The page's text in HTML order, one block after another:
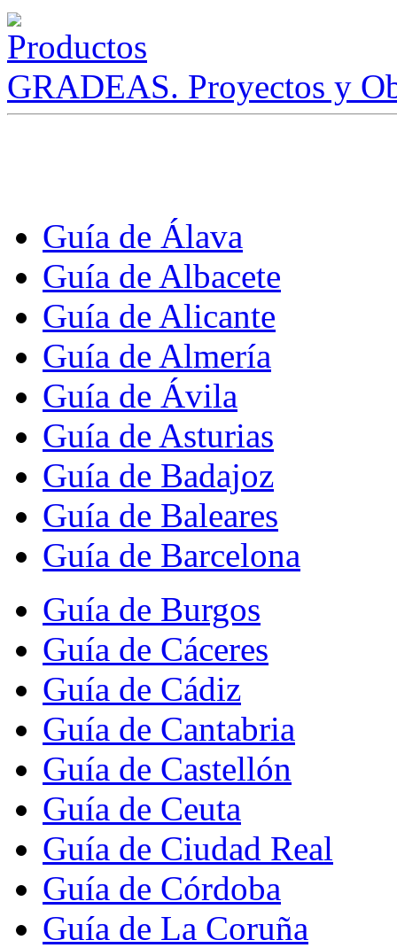
GRADEAS. Proyectos y
Guía de Álava
Guía de Albacete
Guía de Alicante
Guía de Almería
Guía de Ávila
Guía de Asturias
Guía de Badajoz
Guía de Baleares
Guía de Barcelona
Guía de Burgos
Guía de Cáceres
Guía de Cádiz
Guía de Cantabria
Guía de Castellón
Guía de Ceuta
Guía de Ciudad Real
Guía de Córdoba
Guía de La Coruña